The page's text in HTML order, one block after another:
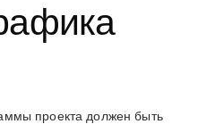
проекта должен быть